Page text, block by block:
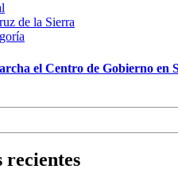
de la Sierra
el Centro de Gobierno en
recientes